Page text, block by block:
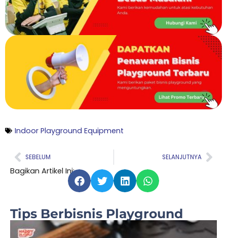
Indoor Playground Equipment
Prev
SEBELUM SELANJUTNYA
Bagikan Artikel Ini:
Tips Berbisnis Playground